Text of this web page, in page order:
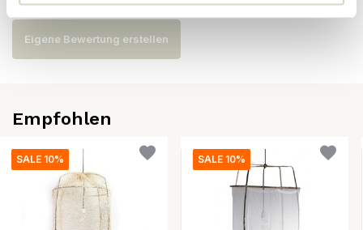
Eigene Bewertung erstellen
Empfohlen
SALE 10% SALE 10%